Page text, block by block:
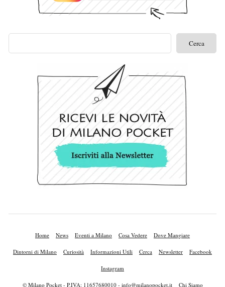
Home News Eventi a Milano Cosa Vedere Dove Mangiare
Dintorni di Milano Curiosità Informazioni Utili Cerca Newsletter Facebook
Instagram
© Milano Pocket - P.IVA: 11657680010 - info@milanopocket.it Chi Siamo